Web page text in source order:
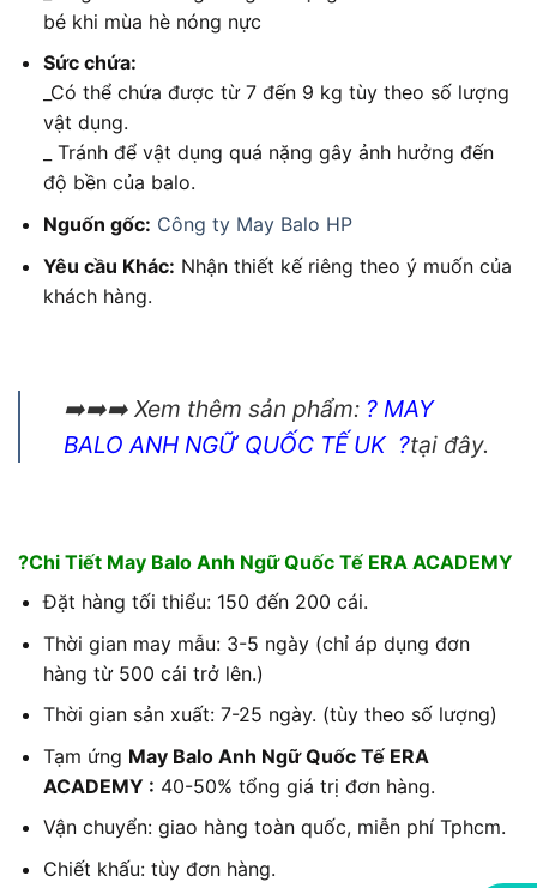
bé khi mùa hè nóng nực
Sức chứa:
_Có thể chứa được từ 7 đến 9 kg tùy theo số lượng
vật dụng.
_ Tránh để vật dụng quá nặng gây ảnh hưởng đến
độ bền của balo.
Nguốn gốc: Công ty May Balo HP
Yêu cầu Khác: Nhận thiết kế riêng theo ý muốn của
khách hàng.
➡️➡️➡️ Xem thêm sản phẩm: ? MAY
BALO ANH NGỮ QUỐC TẾ UK ?tại đây.
?Chi Tiết May Balo Anh Ngữ Quốc Tế ERA ACADEMY
Đặt hàng tối thiểu: 150 đến 200 cái.
Thời gian may mẫu: 3-5 ngày (chỉ áp dụng đơn
hàng từ 500 cái trở lên.)
Thời gian sản xuất: 7-25 ngày. (tùy theo số lượng)
Tạm ứng May Balo Anh Ngữ Quốc Tế ERA
ACADEMY : 40-50% tổng giá trị đơn hàng.
Vận chuyển: giao hàng toàn quốc, miễn phí Tphcm.
Chiết khấu: tùy đơn hàng.